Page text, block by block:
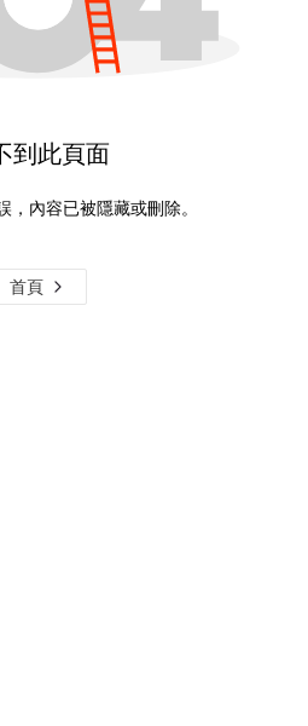
到此頁面
，內容已被隱藏或刪除。
首頁